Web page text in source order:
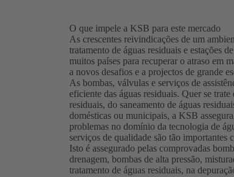
O que impele a KSB para este mercado
As crescentes reivindicações de um
tratamento de águas residuais e estações
muitos países para recuperar o atraso em
a novos desafios e a projectos de grande
As bombas, válvulas e serviços de
eficiente das águas residuais. Quer se
residuais, do saneamento de águas
domésticas ou municipais, a KSB
problemas no domínio da tecnologia de
serviços de qualidade são tão importantes
Isto é assegurado pelas comprovadas
drenagem, bombas de alta pressão,
tratamento de águas residuais, na